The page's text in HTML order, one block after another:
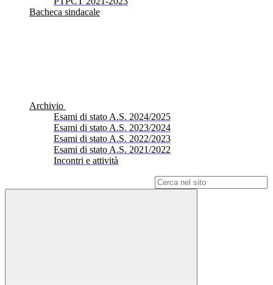
Bacheca sindacale
Archivio
Esami di stato A.S. 2024/2025
Esami di stato A.S. 2023/2024
Esami di stato A.S. 2022/2023
Esami di stato A.S. 2021/2022
Incontri e attività